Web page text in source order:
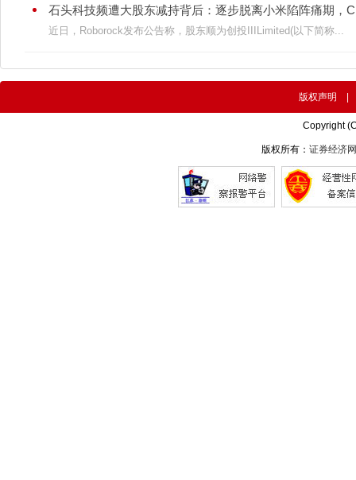
石头科技频遭大股东减持背后：逐步脱离小米陷阵痛期，
近日，Roborock发布公告称，股东顺为创投IIILimited(以下简称...
版权声明
Copyright
版权所有：证券经济